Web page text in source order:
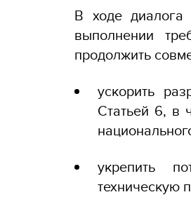
В ходе диалога
выполнении
продолжить
ускорить
Статьей 6, в
укрепить
техническую